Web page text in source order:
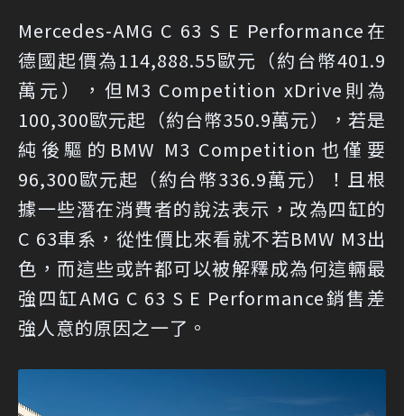
Mercedes-AMG C 63 S E Performance在
德國起價為114,888.55歐元（約台幣401.9
萬元），但M3 Competition xDrive則為
100,300歐元起（約台幣350.9萬元），若是
純後驅的BMW M3 Competition也僅要
96,300歐元起（約台幣336.9萬元）！且根
據一些潛在消費者的說法表示，改為四缸的
C 63車系，從性價比來看就不若BMW M3出
色，而這些或許都可以被解釋成為何這輛最
強四缸AMG C 63 S E Performance銷售差
強人意的原因之一了。